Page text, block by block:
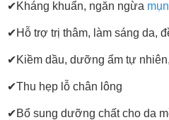
✔Kháng khuẩn, ngăn ngừa
✔Hỗ trợ trị thâm, làm sáng da,
✔Kiềm dầu, dưỡng ẩm tự
✔Thu hẹp lỗ chân lông
✔Bổ sung dưỡng chất cho da